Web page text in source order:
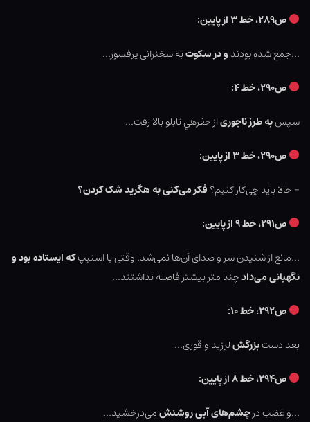
ص۲۸۹، خط ۳ از پایین:
…جمع شده بودند و در سکوتبه سخنرانی پرفسور…
ص۲۹۰، خط ۴:
سپسبه طرز ناجوریاز حفرهي تابلو بالا رفت…
ص۲۹۰، خط ۳ از پایین:
– حالا باید چی‌کار کنیم؟ فکر می‌کنی به هگرید شک کردن؟
ص۲۹۱، خط ۹ از پایین:
…مانع از شنیدن سر و صدای آن‌ها نمی‌شد. وقتی با اسنیپکه ایستاده بود و
نگهبانی می‌دادچند متر بیشتر فاصله نداشتند…
ص۲۹۲، خط ۱۰:
بعد دستبزرگشلرزید و قوری…
ص۲۹۴، خط ۸ از پایین:
…و غضب درچشم‌های آبی روشنشمی‌درخشید…